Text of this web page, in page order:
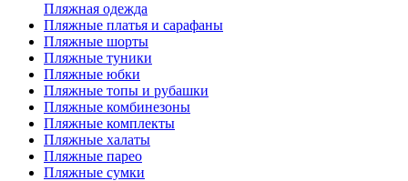
Пляжная одежда
Пляжные платья и сарафаны
Пляжные шорты
Пляжные туники
Пляжные юбки
Пляжные топы и рубашки
Пляжные комбинезоны
Пляжные комплекты
Пляжные халаты
Пляжные парео
Пляжные сумки